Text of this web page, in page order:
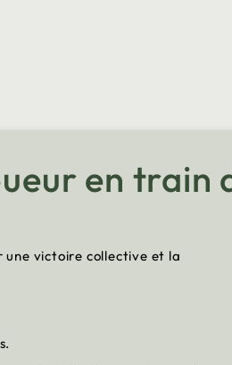
en train
une victoire collective et la